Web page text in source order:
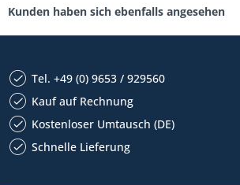
Kunden haben sich ebenfalls angesehen
Tel. +49 (0) 9653 / 929560
Kauf auf Rechnung
Kostenloser Umtausch (DE)
Schnelle Lieferung